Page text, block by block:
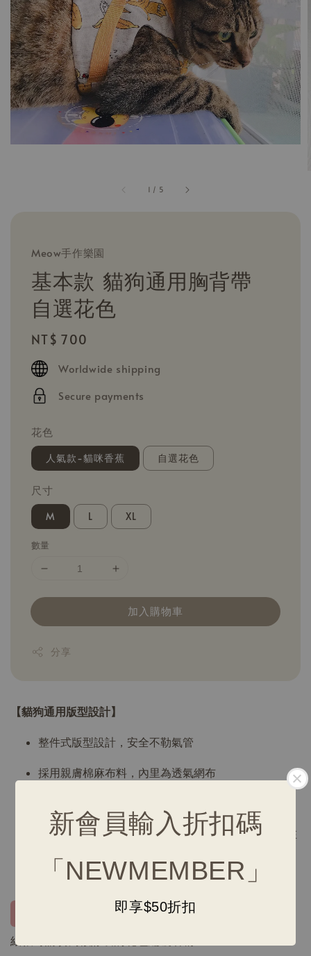
新會員輸入折扣碼
「NEWMEMBER」
即享$50折扣
1 / 5
Meow手作樂園
基本款 貓狗通用胸背帶
自選花色
Regular
price
NT$ 700
Worldwide shipping
Secure payments
花色
人氣款-貓咪香蕉 自選花色
尺寸
M L XL
數量
加入購物車
分享
【貓狗通用版型設計】
整件式版型設計，安全不勒氣管
採用親膚棉麻布料，內里為透氣網布
牽繩長度為130CM，握把處為快扣設計，可快速扣在
結帳時請填寫欲訂製的花色編號名稱